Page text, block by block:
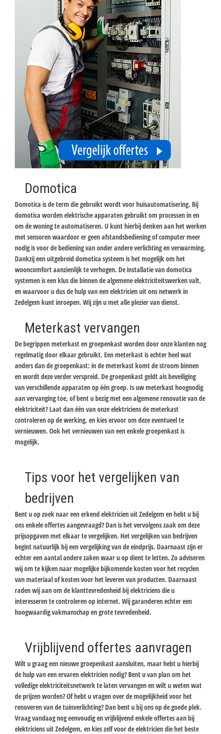
Domotica
Domotica is de term die gebruikt wordt voor huisautomatisering. Bij
domotica worden elektrische apparaten gebruikt om processen in en
om de woning te automatiseren. U kunt hierbij denken aan het werken
met sensoren waardoor er geen afstandsbediening of computer meer
nodig is voor de bediening van onder andere verlichting en verwarming.
Dankzij een uitgebreid domotica systeem is het mogelijk om het
wooncomfort aanzienlijk te verhogen. De installatie van domotica
systemen is een klus die binnen de algemene elektriciteitswerken valt,
en waarvoor u dus de hulp van een elektricien uit ons netwerk in
Zedelgem kunt inroepen. Wij zijn u met alle plezier van dienst.
Meterkast vervangen
De begrippen meterkast en groepenkast worden door onze klanten nog
regelmatig door elkaar gebruikt. Een meterkast is echter heel wat
anders dan de groepenkast: in de meterkast komt de stroom binnen
en wordt deze verder verspreid. De groepenkast geldt als beveiliging
van verschillende apparaten op één groep. Is uw meterkast hoognodig
aan vervanging toe, of bent u bezig met een algemene renovatie van de
elektriciteit? Laat dan één van onze elektriciens de meterkast
controleren op de werking, en kies ervoor om deze eventueel te
vernieuwen. Ook het vernieuwen van een enkele groepenkast is
mogelijk.
Tips voor het vergelijken van
bedrijven
Bent u op zoek naar een erkend elektricien uit Zedelgem en hebt u bij
ons enkele offertes aangevraagd? Dan is het vervolgens zaak om deze
prijsopgaven met elkaar te vergelijken. Het vergelijken van bedrijven
begint natuurlijk bij een vergelijking van de eindprijs. Daarnaast zijn er
echter een aantal andere zaken waar u op dient te letten. Zo adviseren
wij om te kijken naar mogelijke bijkomende kosten voor het recyclen
van materiaal of kosten voor het leveren van producten. Daarnaast
raden wij aan om de klanttevredenheid bij elektriciens die u
interesseren te controleren op internet. Wij garanderen echter een
hoogwaardig vakmanschap en grote tevredenheid.
Vrijblijvend offertes aanvragen
Wilt u graag een nieuwe groepenkast aansluiten, maar hebt u hierbij
de hulp van een ervaren elektricien nodig? Bent u van plan om het
volledige elektriciteitsnetwerk te laten vervangen en wilt u weten wat
de prijzen worden? Of hebt u vragen over de mogelijkheid voor het
renoveren van de tuinverlichting? Dan bent u bij ons op de goede plek.
Vraag vandaag nog eenvoudig en vrijblijvend enkele offertes aan bij
elektriciens uit Zedelgem, en kies zelf voor de elektricien die het beste